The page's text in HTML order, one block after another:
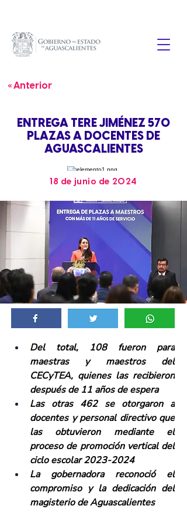
« Anterior
ENTREGA TERE JIMÉNEZ 570
PLAZAS A DOCENTES DE
AGUASCALIENTES
18 de junio de 2024
Del total, 108 fueron para
maestras y maestros del
CECyTEA, quienes las recibieron
después de 11 años de espera
Las otras 462 se otorgaron a
docentes y personal directivo que
las obtuvieron mediante el
proceso de promoción vertical del
ciclo escolar 2023-2024
La gobernadora reconoció el
compromiso y la dedicación del
magisterio de Aguascalientes